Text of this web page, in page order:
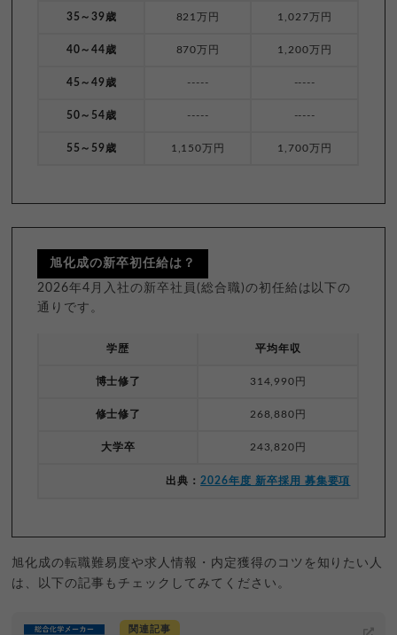
35～39歳 821万円 1,027万円
40～44歳 870万円 1,200万円
45～49歳 ----- -----
50～54歳 ----- -----
55～59歳 1,150万円 1,700万円
旭化成の新卒初任給は？
2026年4月入社の新卒社員(総合職)の初任給は以下の
通りです。
学歴 平均年収
博士修了 314,990円
修士修了 268,880円
大学卒 243,820円
出典：2026年度 新卒採用 募集要項
旭化成の転職難易度や求人情報・内定獲得のコツを知りたい人
は、以下の記事もチェックしてみてください。
関連記事